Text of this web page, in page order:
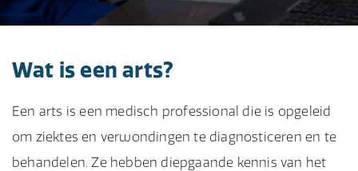
Wat is een arts?
Een arts is een medisch professional die is opgeleid
om ziektes en verwondingen te diagnosticeren en te
behandelen. Ze hebben diepgaande kennis van het